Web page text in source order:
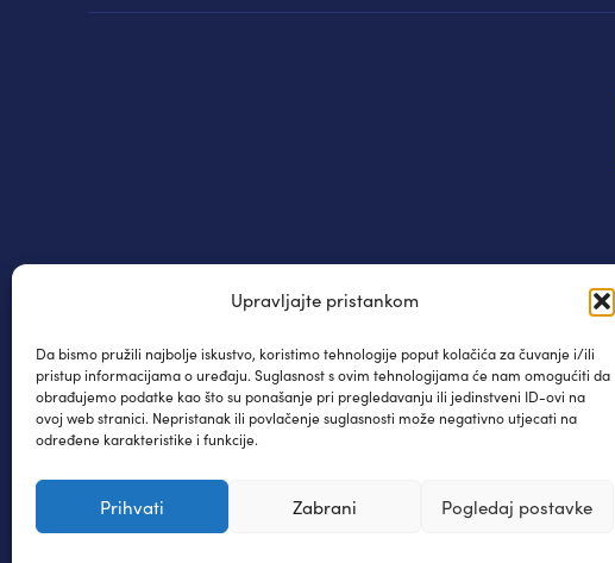
Upravljajte pristankom
Da bismo pružili najbolje iskustvo, koristimo tehnologije poput kolačića za čuvanje i/ili
pristup informacijama o uređaju. Suglasnost s ovim tehnologijama će nam omogućiti da
obrađujemo podatke kao što su ponašanje pri pregledavanju ili jedinstveni ID-ovi na
ovoj web stranici. Nepristanak ili povlačenje suglasnosti može negativno utjecati na
određene karakteristike i funkcije.
Prihvati Zabrani Pogledaj postavke
©